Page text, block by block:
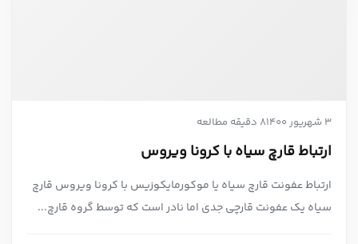
3 شهریور 1400 8 دقیقه مطالعه
ارتباط قارچ سیاه با کرونا ویروس
ارتباط عفونت قارچ سیاه یا موکورمایکوزیس با کرونا ویروس قارچ
سیاه یک عفونت قارچی جدی اما نادر است که توسط گروه قارچ...